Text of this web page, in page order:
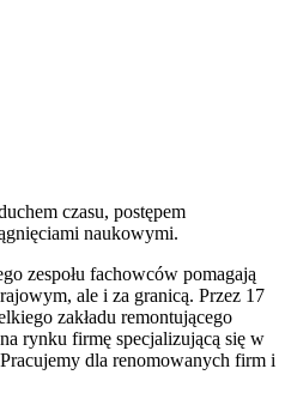
czasu, postępem
naukowymi.
zespołu fachowców pomagają
ale i za granicą. Przez 17
zakładu remontującego
rynku firmę specjalizującą się w
dla renomowanych firm i